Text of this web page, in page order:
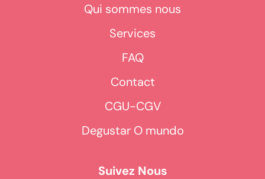
Qui sommes nous
Services
FAQ
Contact
CGU-CGV
Degustar O mundo
Suivez Nous